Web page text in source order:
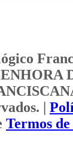
|
Termos de